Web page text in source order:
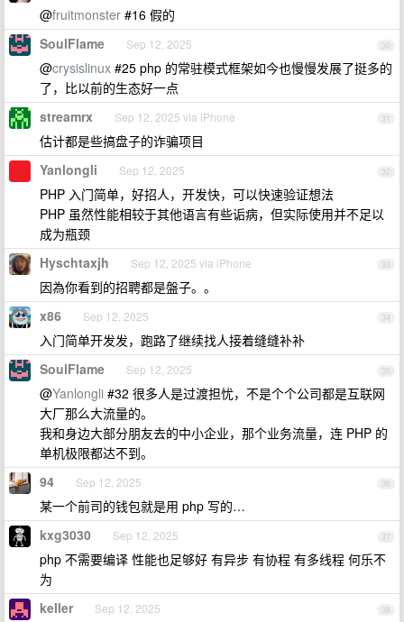
@fruitmonster #16 假的
30
SoulFlame Sep 12, 2025
@crysislinux #25 php 的常驻模式框架如今也慢慢发展了挺多的
了，比以前的生态好一点
31
streamrx Sep 12, 2025 via iPhone
估计都是些搞盘子的诈骗项目
32
Yanlongli Sep 12, 2025
PHP 入门简单，好招人，开发快，可以快速验证想法
PHP 虽然性能相较于其他语言有些诟病，但实际使用并不足以
成为瓶颈
33
Hyschtaxjh Sep 12, 2025 via iPhone
因為你看到的招聘都是盤子。。
34
x86 Sep 12, 2025
入门简单开发发，跑路了继续找人接着缝缝补补
35
SoulFlame Sep 12, 2025
@Yanlongli #32 很多人是过渡担忧，不是个个公司都是互联网
大厂那么大流量的。
我和身边大部分朋友去的中小企业，那个业务流量，连 PHP 的
单机极限都达不到。
36
94 Sep 12, 2025
某一个前司的钱包就是用 php 写的…
37
kxg3030 Sep 12, 2025
php 不需要编译 性能也足够好 有异步 有协程 有多线程 何乐不
为
38
keller Sep 12, 2025